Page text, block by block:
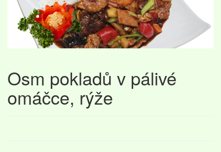
Osm pokladů v pálivé
omáčce, rýže